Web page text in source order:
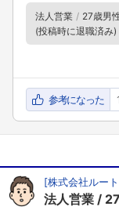
法人営業 27歳男
(投稿時に退職済み)
参考になった
[株式会社ルー
法人営業